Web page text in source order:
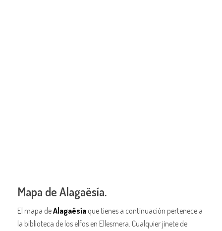
Mapa de Alagaësía.
El mapa deAlagaësía que tienes a continuación pertenece a
la biblioteca de los elfos en Ellesmera. Cualquier jinete de